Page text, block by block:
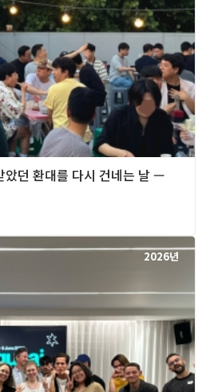
던 환대를 다시 건네는 날 —
2026년